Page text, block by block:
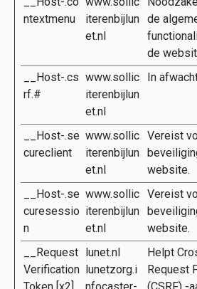
ntextmenu
iterenbijlun
et.nl
de
de
__Host-.cs
rf.#
www.sollic
iterenbijlun
et.nl
In
__Host-.se
cureclient
www.sollic
iterenbijlun
et.nl
Vereist
website.
__Host-.se
curesessio
n
www.sollic
iterenbijlun
et.nl
Vereist
website.
__Request
Verification
lunet.nl
lunetzorg.i
Helpt
Request